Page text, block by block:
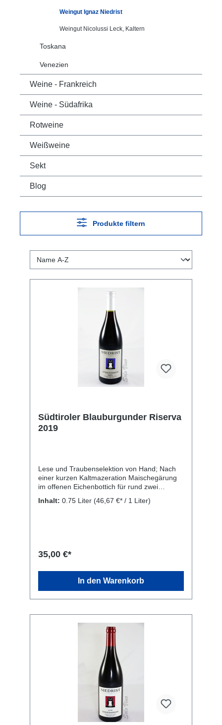
Weingut Ignaz Niedrist
Weingut Nicolussi Leck, Kaltern
Toskana
Venezien
Weine - Frankreich
Weine - Südafrika
Rotweine
Weißweine
Sekt
Blog
Produkte filtern
Südtiroler Blauburgunder Riserva
2019
Lese und Traubenselektion von Hand; Nach
einer kurzen Kaltmazeration Maischegärung
im offenen Eichenbottich für rund zwei
30° C, biologischer Säureabbau und Ausbau
Inhalt: 0.75 Liter (46,67 €* / 1 Liter)
35,00 €*
In den Warenkorb